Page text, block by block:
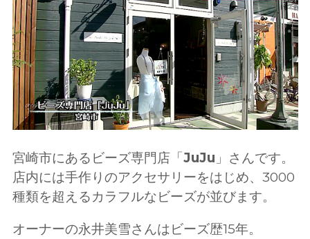
宮崎市にあるビーズ専門店「JuJu 」さんです。
店内には手作りのアクセサリーをはじめ、3000
種類を超えるカラフルなビーズが並びます。
オーナーの永井美雪さんはビーズ歴15年。